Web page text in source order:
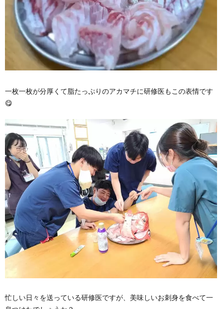
一枚一枚が分厚くて脂たっぷりのアカマチに研修医もこの表情です
😋
忙しい日々を送っている研修医ですが、美味しいお刺身を食べて一